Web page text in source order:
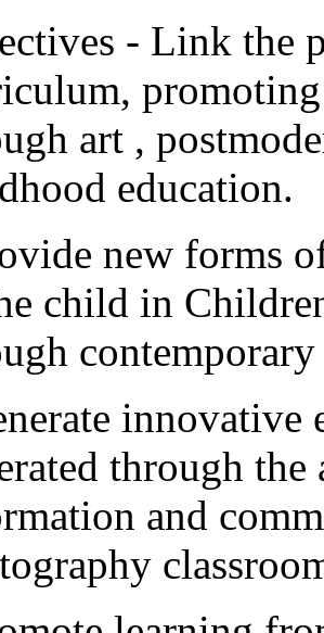
- Link the
art ,
education.
new forms
child in
innovative
through
and